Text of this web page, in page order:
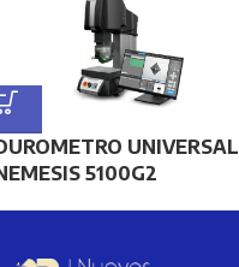
UNIVERSAL
5100G2